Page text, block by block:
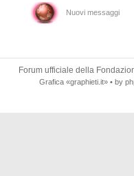
Nuovi messaggi
Forum ufficiale della
Grafica «graphieti.it» • by